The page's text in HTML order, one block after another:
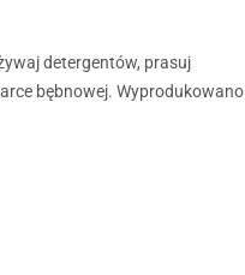
detergentów, prasuj
bębnowej. Wyprodukowano